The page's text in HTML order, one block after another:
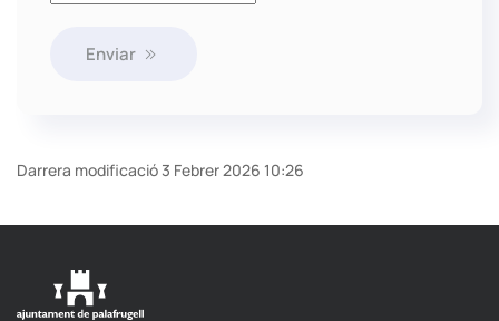
Enviar
Darrera modificació 3 Febrer 2026 10:26